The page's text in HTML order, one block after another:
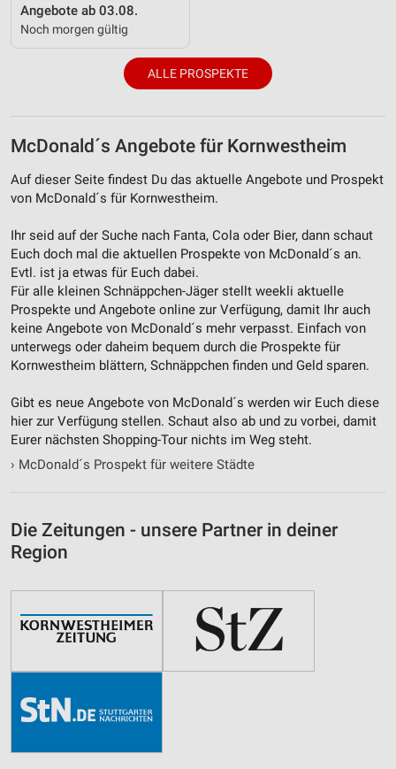
Angebote ab 03.08.
Noch morgen gültig
ALLE PROSPEKTE
McDonald´s Angebote für Kornwestheim
Auf dieser Seite findest Du das aktuelle Angebote und Prospekt
von McDonald´s für Kornwestheim.
Ihr seid auf der Suche nach Fanta, Cola oder Bier, dann schaut
Euch doch mal die aktuellen Prospekte von McDonald´s an.
Evtl. ist ja etwas für Euch dabei.
Für alle kleinen Schnäppchen-Jäger stellt weekli aktuelle
Prospekte und Angebote online zur Verfügung, damit Ihr auch
keine Angebote von McDonald´s mehr verpasst. Einfach von
unterwegs oder daheim bequem durch die Prospekte für
Kornwestheim blättern, Schnäppchen finden und Geld sparen.
Gibt es neue Angebote von McDonald´s werden wir Euch diese
hier zur Verfügung stellen. Schaut also ab und zu vorbei, damit
Eurer nächsten Shopping-Tour nichts im Weg steht.
› McDonald´s Prospekt für weitere Städte
Die Zeitungen - unsere Partner in deiner
Region